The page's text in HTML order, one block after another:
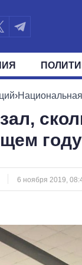
ПРЕЗИДЕНТ И
›
году
6 ноября 2019,